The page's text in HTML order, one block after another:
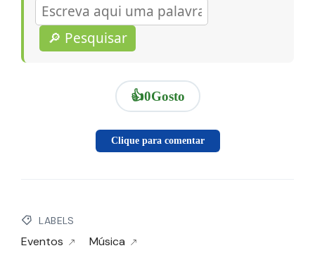
🔎 Pesquisar
👍0Gosto
Clique para comentar
LABELS
Eventos Música